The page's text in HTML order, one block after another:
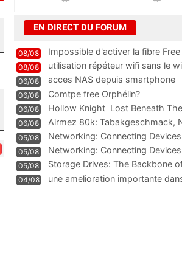
EN DIRECT DU FORUM
08/08
Impossible d'activer la fibre
résiliation
08/08 utilisation répéteur wifi sans le
06/08 acces NAS depuis smartphone
06/08 Comtpe free Orphélin?
06/08 Hollow Knight  Lost Beneath
06/08
Airmez 80k: Tabakgeschmack,
Technologie und Leistung im
05/08 Networking: Connecting
05/08
Networking: Connecting
Information
05/08
Storage Drives: The Backbone
Management
04/08
une amelioration importante